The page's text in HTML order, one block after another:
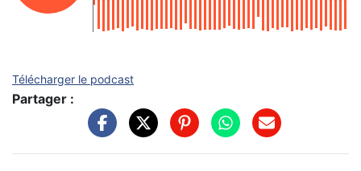
Télécharger le podcast
Partager :